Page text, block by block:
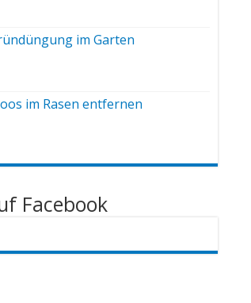
im Garten
im Rasen entfernen
Facebook